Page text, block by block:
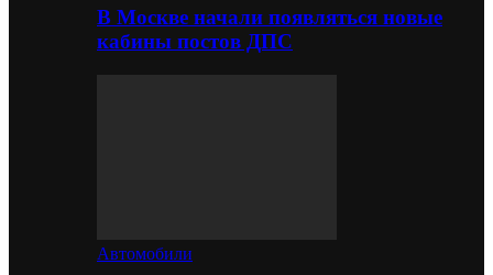
В Москве начали появляться новые
кабины постов ДПС
Автомобили